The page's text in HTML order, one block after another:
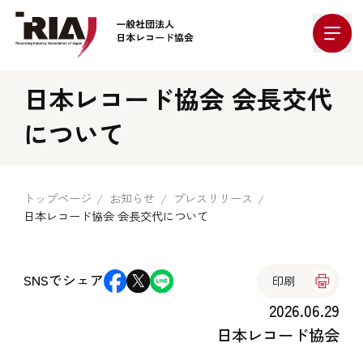
日本レコード協会 会長交代
について
トップページ お知らせ
プレスリリース
日本レコード協会 会長交代について
SNSでシェア 印刷
2026.06.29
日本レコード協会